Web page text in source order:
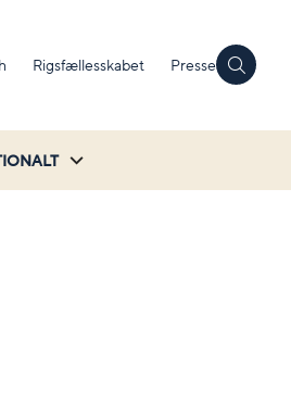
Rigsfællesskabet Presse